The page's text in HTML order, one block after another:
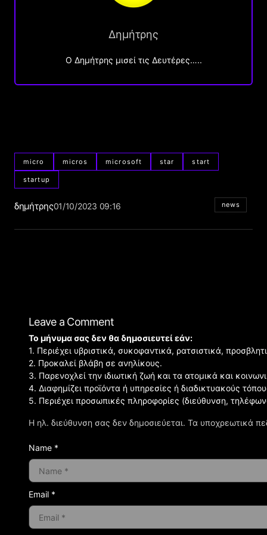
Δημήτρης
O Δημήτρης μισεί τις Δευτέρες…..
micro micros microsoft star start
startup
δημήτρης01/10/2023 09:16 news
Leave a Comment
Η ηλ. διεύθυνση σας δεν δημοσιεύεται. Τα υποχρεωτικά
Το μήνυμα σας δεν θα δημοσιευτεί εάν:
1. Περιέχει υβριστικά, συκοφαντικά, ρατσιστικά,
2. Προκαλεί βλάβη σε ανηλίκους.
3. Παρενοχλεί την ιδιωτική ζωή και τα ατομικά και
4. Διαφημίζει προϊόντα ή υπηρεσίες ή διαδικτυακούς
5. Περιέχει προσωπικές πληροφορίες (διεύθυνση,
Name *
Email *